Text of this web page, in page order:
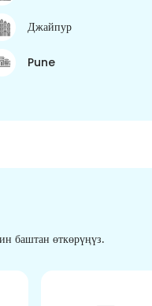
Джайпур
Pune
баштан өткөрүңүз.